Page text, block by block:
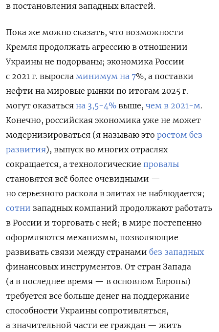
в постановления западных властей.
Пока же можно сказать, что возможности
Кремля продолжать агрессию в отношении
Украины не подорваны; экономика России
с 2021 г. выросла минимум на 7%, а поставки
нефти на мировые рынки по итогам 2025 г.
могут оказаться на 3,5-4% выше, чем в 2021-м.
Конечно, российская экономика уже не может
модернизироваться (я называю это ростом без
развития), выпуск во многих отраслях
сокращается, а технологические провалы
становятся всё более очевидными —
но серьезного раскола в элитах не наблюдается;
сотни западных компаний продолжают работать
в России и торговать с ней; в мире постепенно
оформляются механизмы, позволяющие
развивать связи между странами без западных
финансовых инструментов. От стран Запада
(а в последнее время — в основном Европы)
требуется все больше денег на поддержание
способности Украины сопротивляться,
а значительной части ее граждан — жить